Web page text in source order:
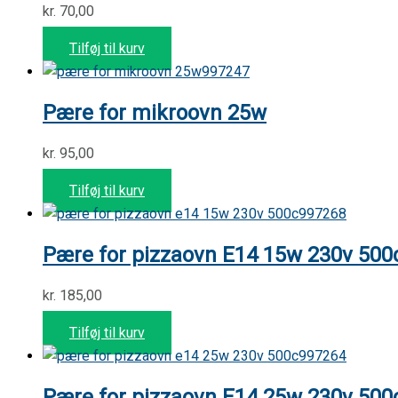
kr. 70,00
Tilføj til kurv
997247
Pære for mikroovn 25w
kr. 95,00
Tilføj til kurv
997268
Pære for pizzaovn E14 15w 230v
kr. 185,00
Tilføj til kurv
997264